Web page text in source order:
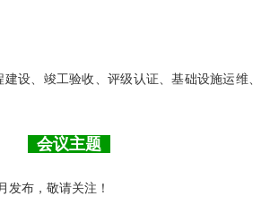
设、竣工验收、评级认证、基础设施运维、
会议主题
发布，敬请关注！